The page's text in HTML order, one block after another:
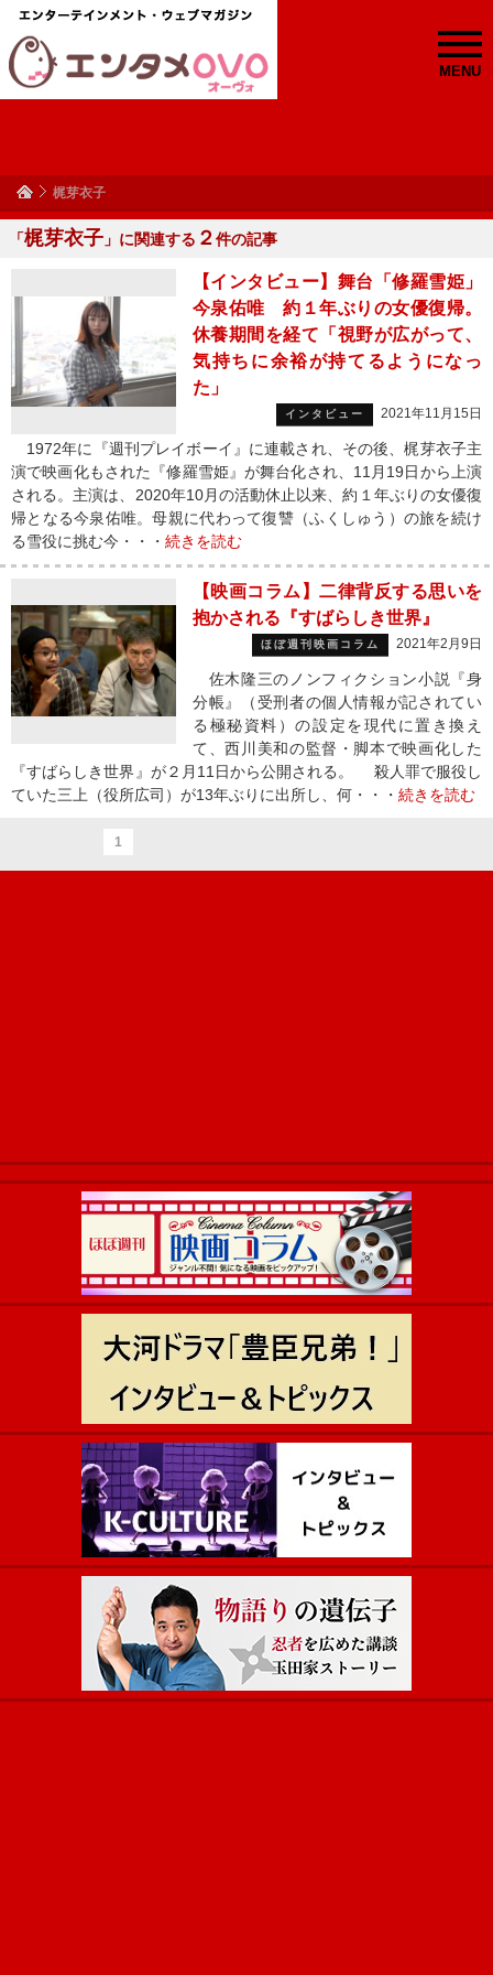
MENU
梶芽衣子
「梶芽衣子 」に関連する ２件の記事
【インタビュー】舞台「修羅雪姫」
今泉佑唯 約１年ぶりの女優復帰。
休養期間を経て「視野が広がって、
気持ちに余裕が持てるようになっ
た」
インタビュー 2021年11月15日
1972年に『週刊プレイボーイ』に連載され、その後、梶芽衣子主
演で映画化もされた『修羅雪姫』が舞台化され、11月19日から上演
される。主演は、2020年10月の活動休止以来、約１年ぶりの女優復
帰となる今泉佑唯。母親に代わって復讐（ふくしゅう）の旅を続け
る雪役に挑む今・・・ 続きを読む
【映画コラム】二律背反する思いを
抱かされる『すばらしき世界』
ほぼ週刊映画コラム 2021年2月9日
佐木隆三のノンフィクション小説『身
分帳』（受刑者の個人情報が記されてい
る極秘資料）の設定を現代に置き換え
て、西川美和の監督・脚本で映画化した
『すばらしき世界』が２月11日から公開される。 殺人罪で服役し
ていた三上（役所広司）が13年ぶりに出所し、何・・・ 続きを読む
1